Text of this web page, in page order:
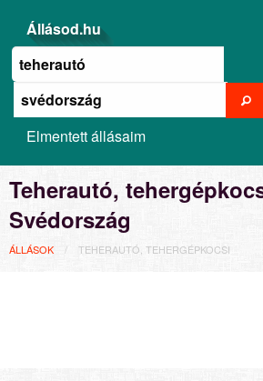
Állásod.hu
Elmentett állásaim
Teherautó,
Svédország
ÁLLÁSOK TEHERAUTÓ, TEHERGÉPKOCSI